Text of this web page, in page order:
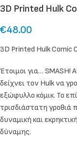
3D Printed Hulk
€48.00
3D Printed Hulk Comic
Έτοιμοι για…
δείχνει τον Hulk να
εξώφυλλο κόμικ. Το
τρισδιάστατη γροθιά
δυναμική και
δύναμης.